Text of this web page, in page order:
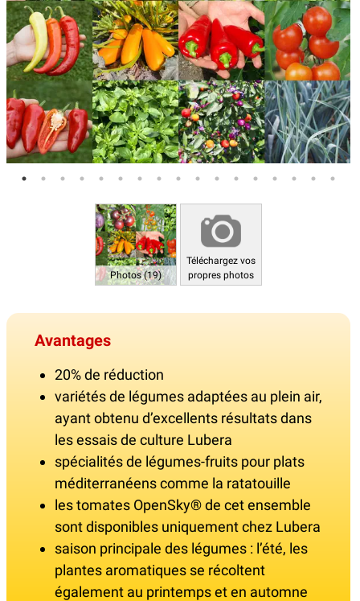
Photos (19)
Téléchargez vos
propres photos
Avantages
20% de réduction
variétés de légumes adaptées au plein air,
ayant obtenu d’excellents résultats dans
les essais de culture Lubera
spécialités de légumes-fruits pour plats
méditerranéens comme la ratatouille
les tomates OpenSky® de cet ensemble
sont disponibles uniquement chez Lubera
saison principale des légumes : l’été, les
plantes aromatiques se récoltent
également au printemps et en automne